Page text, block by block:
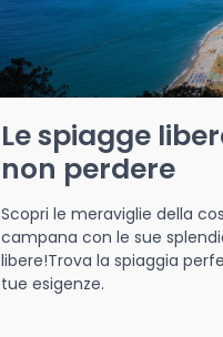
Le spiagge
non perdere
Scopri le meraviglie della
campana con le sue
libere!Trova la spiaggia
tue esigenze.